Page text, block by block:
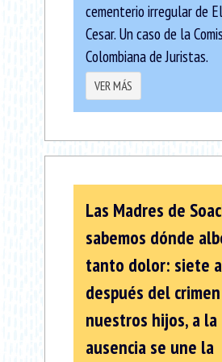
cementerio irregular de
Cesar. Un caso de la
Colombiana de Juristas.
VER MÁS
Las Madres de
sabemos dónde
tanto dolor: siete
después del
nuestros hijos, a la
ausencia se une la